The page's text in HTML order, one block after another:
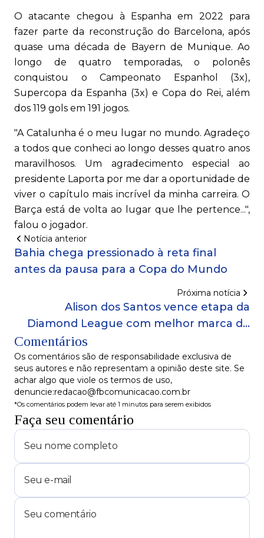
O atacante chegou à Espanha em 2022 para
fazer parte da reconstrução do Barcelona, após
quase uma década de Bayern de Munique. Ao
longo de quatro temporadas, o polonês
conquistou o Campeonato Espanhol (3x),
Supercopa da Espanha (3x) e Copa do Rei, além
dos 119 gols em 191 jogos.
"A Catalunha é o meu lugar no mundo. Agradeço
a todos que conheci ao longo desses quatro anos
maravilhosos. Um agradecimento especial ao
presidente Laporta por me dar a oportunidade de
viver o capítulo mais incrível da minha carreira. O
Barça está de volta ao lugar que lhe pertence...",
falou o jogador.
Notícia anterior
Bahia chega pressionado à reta final
antes da pausa para a Copa do Mundo
Próxima notícia
Alison dos Santos vence etapa da
Diamond League com melhor marca do
Comentários
Os comentários são de responsabilidade exclusiva de
seus autores e não representam a opinião deste site. Se
achar algo que viole os termos de uso,
denuncie:redacao@fbcomunicacao.com.br
*Os comentários podem levar até 1 minutos para serem exibidos
Faça seu comentário